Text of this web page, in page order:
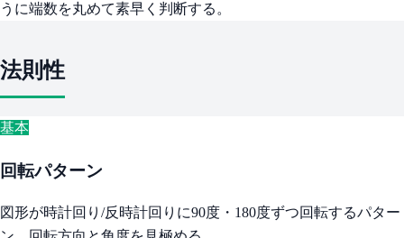
うに端数を丸めて素早く判断する。
法則性
基本
回転パターン
図形が時計回り/反時計回りに90度・180度ずつ回転するパター